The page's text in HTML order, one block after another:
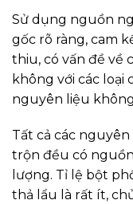
Sử dụng nguồn
gốc rõ ràng, cam
thiu, có vấn đề về
không với các loại
nguyên liệu
Tất cả các
trộn đều có
lượng. Tỉ lệ bột
thả lẩu là rất ít,